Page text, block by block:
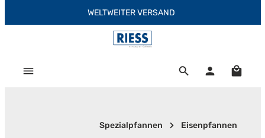
Zum Hauptinhalt springenWELTWEITER VERSAND
Spezialpfannen Eisenpfannen